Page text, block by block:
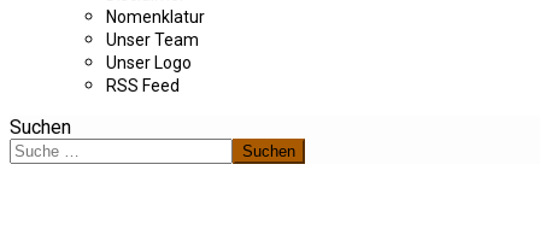
Nomenklatur
Unser Team
Unser Logo
RSS Feed
Suchen
Suchen